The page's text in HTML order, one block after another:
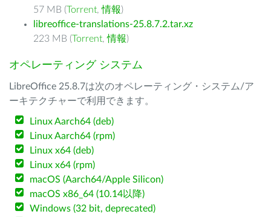
57 MB (Torrent,情報)
libreoffice-translations-25.8.7.2.tar.xz
223 MB (Torrent,情報)
オペレーティング システム
LibreOffice 25.8.7は次のオペレーティング・システム/ア
ーキテクチャーで利用できます。
Linux Aarch64 (deb)
Linux Aarch64 (rpm)
Linux x64 (deb)
Linux x64 (rpm)
macOS (Aarch64/Apple Silicon)
macOS x86_64 (10.14以降)
Windows (32 bit, deprecated)